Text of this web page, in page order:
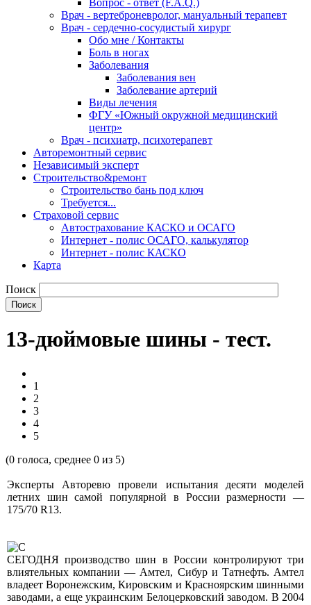
Врач - вертеброневролог, мануальный терапевт
Врач - сердечно-сосудистый хирург
Обо мне / Контакты
Боль в ногах
Заболевания
Заболевания вен
Заболевание артерий
Виды лечения
ФГУ «Южный окружной медицинский
центр»
Врач - психиатр, психотерапевт
Авторемонтный сервис
Независимый эксперт
Строительство&ремонт
Строительство бань под ключ
Требуется...
Страховой сервис
Автострахование КАСКО и ОСАГО
Интернет - полис ОСАГО, калькулятор
Интернет - полис КАСКО
Карта
Поиск
13-дюймовые шины - тест.
1
2
3
4
5
(0 голоса, среднее 0 из 5)
Эксперты Авторевю провели испытания десяти моделей
летних шин самой популярной в России размерности —
175/70 R13.
СЕГОДНЯ производство шин в России контролируют три
влиятельных компании — Амтел, Сибур и Татнефть. Амтел
владеет Воронежским, Кировским и Красноярским шинными
заводами, а еще украинским Белоцерковский заводом. В 2004